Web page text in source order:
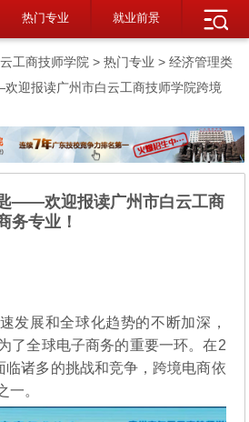
热门专业 就业前景
工商技师学院 >热门专业 >经济管理类
迎报读广州市白云工商技师学院跨境
——欢迎报读广州市白云工商
务专业！
发展和全球化趋势的不断加深，
了全球电子商务的重要一环。在2
临诸多的挑战和竞争，跨境电商依
一。